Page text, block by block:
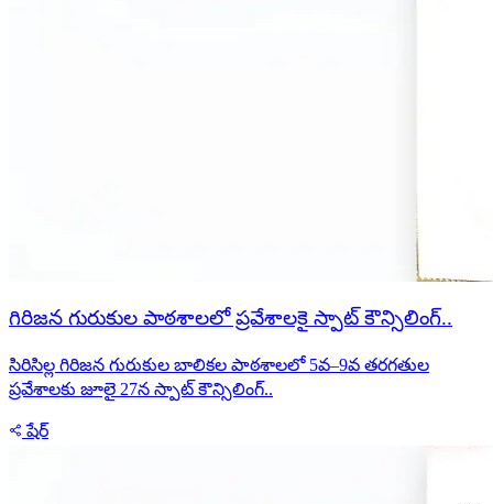
గిరిజన గురుకుల పాఠశాలలో ప్రవేశాలకై స్పాట్ కౌన్సిలింగ్..
సిరిసిల్ల గిరిజన గురుకుల బాలికల పాఠశాలలో 5వ–9వ తరగతుల
ప్రవేశాలకు జూలై 27న స్పాట్ కౌన్సిలింగ్..
షేర్